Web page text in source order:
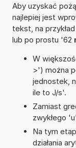
Aby uzyskać
najlepiej jest
tekst, na
lub po prostu '62
W
>') można
jednostek,
ile to J/s'.
Zamiast
zwykłego
Na tym
działania